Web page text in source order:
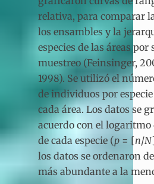
relativa, para comparar
los ensambles y la
especies de las áreas por
muestreo (Feinsinger,
1998). Se utilizó el
de individuos por
cada área. Los datos se
acuerdo con el
de cada especie (p = [n/N
los datos se ordenaron
más abundante a la